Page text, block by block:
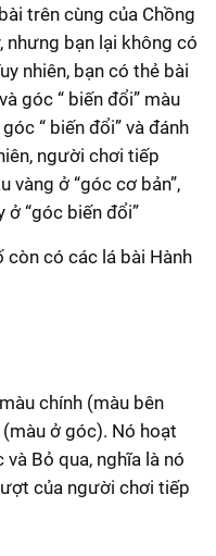
trên cùng của Chồng
nhưng bạn lại không có
nhiên, bạn có thẻ bài
góc “ biến đổi” màu
“ biến đổi” và đánh
người chơi tiếp
vàng ở “góc cơ bản”,
ở “góc biến đổi”
còn có các lá bài Hành
chính (màu bên
ở góc). Nó hoạt
Bỏ qua, nghĩa là nó
của người chơi tiếp